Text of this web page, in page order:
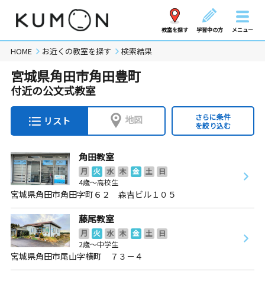
教室を探す 学習中の方 メニュー
HOME お近くの教室を探す 検索結果
宮城県角田市角田豊町
付近の公文式教室
リスト 地図
さらに条件
を絞り込む
角田教室
月 火 水 木 金 土
日
4歳～高校生
宮城県角田市角田字町６２ 森吉ビル１０５
藤尾教室
月 火 水 木 金 土
日
2歳～中学生
宮城県角田市尾山字横町 ７３－４